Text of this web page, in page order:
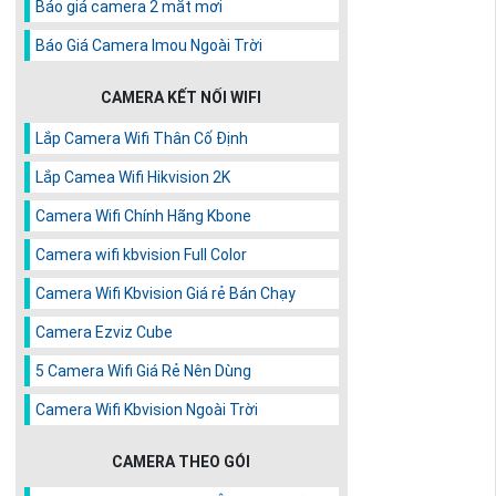
Báo giá camera 2 mắt mơi
Báo Giá Camera Imou Ngoài Trời
CAMERA KẾT NỐI WIFI
Lắp Camera Wifi Thân Cố Định
Lắp Camea Wifi Hikvision 2K
Camera Wifi Chính Hãng Kbone
Camera wifi kbvision Full Color
Camera Wifi Kbvision Giá rẻ Bán Chạy
Camera Ezviz Cube
5 Camera Wifi Giá Rẻ Nên Dùng
Camera Wifi Kbvision Ngoài Trời
CAMERA THEO GÓI